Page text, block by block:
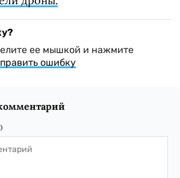
ее мышкой и нажмите
ошибку